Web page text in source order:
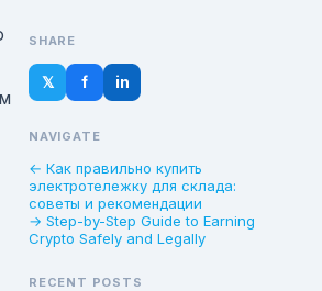
SHARE
𝕏 f in
NAVIGATE
← Как правильно купить
электротележку для склада:
советы и рекомендации
→ Step-by-Step Guide to Earning
Crypto Safely and Legally
RECENT POSTS